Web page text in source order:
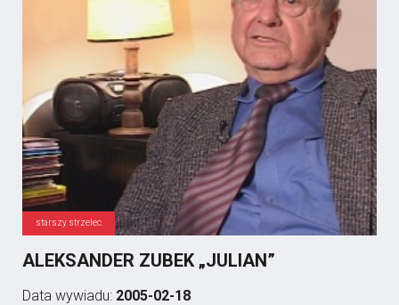
starszy strzelec
ALEKSANDER ZUBEK „JULIAN”
Data wywiadu: 2005-02-18